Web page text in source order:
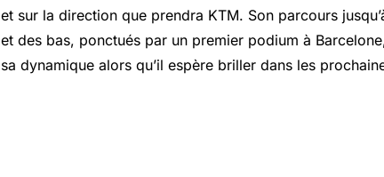
et sur la direction que prendra KTM. Son parcours
et des bas, ponctués par un premier podium à
sa dynamique alors qu’il espère briller dans les